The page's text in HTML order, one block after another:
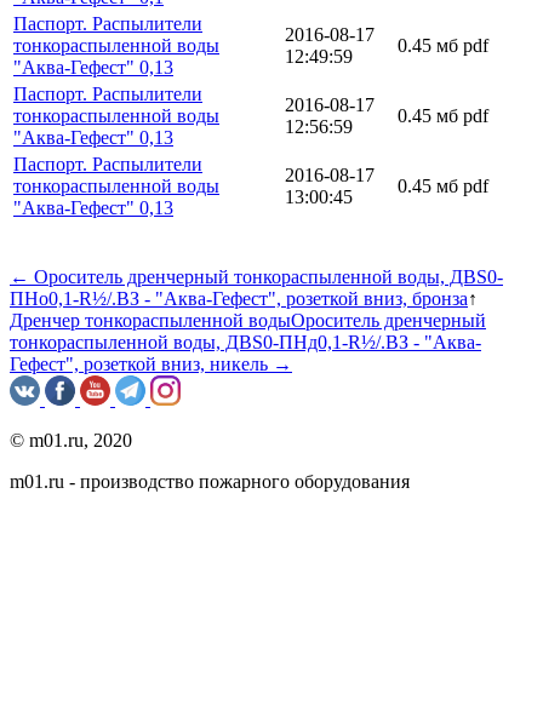
Паспорт. Распылители
тонкораспыленной воды
"Аква-Гефест" 0,13
2016-08-17
12:49:59
0.45 мб pdf
Паспорт. Распылители
тонкораспыленной воды
"Аква-Гефест" 0,13
2016-08-17
12:56:59
0.45 мб pdf
Паспорт. Распылители
тонкораспыленной воды
"Аква-Гефест" 0,13
2016-08-17
13:00:45
0.45 мб pdf
← Ороситель дренчерный тонкораспыленной воды, ДВS0-
ПНо0,1-R½/.ВЗ - "Аква-Гефест", розеткой вниз, бронза↑
Дренчер тонкораспыленной водыОроситель дренчерный
тонкораспыленной воды, ДВS0-ПНд0,1-R½/.ВЗ - "Аква-
Гефест", розеткой вниз, никель →
© m01.ru, 2020
m01.ru - производство пожарного оборудования